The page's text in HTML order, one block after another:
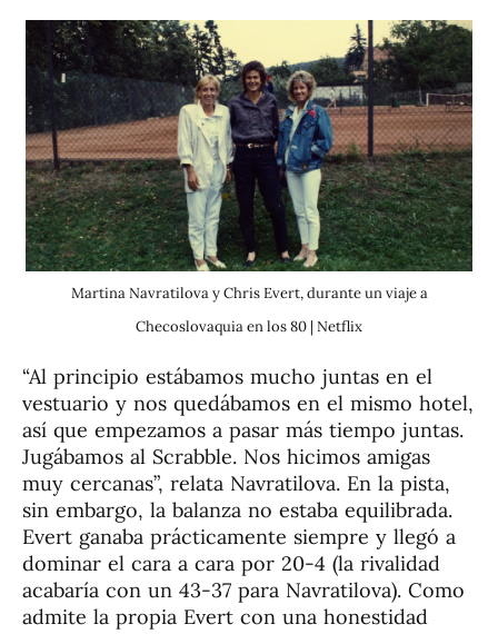
Martina Navratilova y Chris Evert, durante un viaje a
Checoslovaquia en los 80 | Netflix
“Al principio estábamos mucho juntas en el
vestuario y nos quedábamos en el mismo hotel,
así que empezamos a pasar más tiempo juntas.
Jugábamos al Scrabble. Nos hicimos amigas
muy cercanas”, relata Navratilova. En la pista,
sin embargo, la balanza no estaba equilibrada.
Evert ganaba prácticamente siempre y llegó a
dominar el cara a cara por 20-4 (la rivalidad
acabaría con un 43-37 para Navratilova). Como
admite la propia Evert con una honestidad